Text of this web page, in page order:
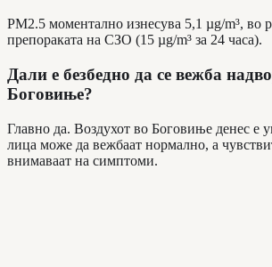
PM2.5 моментално изнесува 5,1 µg/m³, во
препораката на СЗО (15 µg/m³ за 24 часа).
Дали е безбедно да се вежба
Боговиње?
Главно да. Воздухот во Боговиње денес е
лица може да вежбаат нормално, а
внимаваат на симптоми.